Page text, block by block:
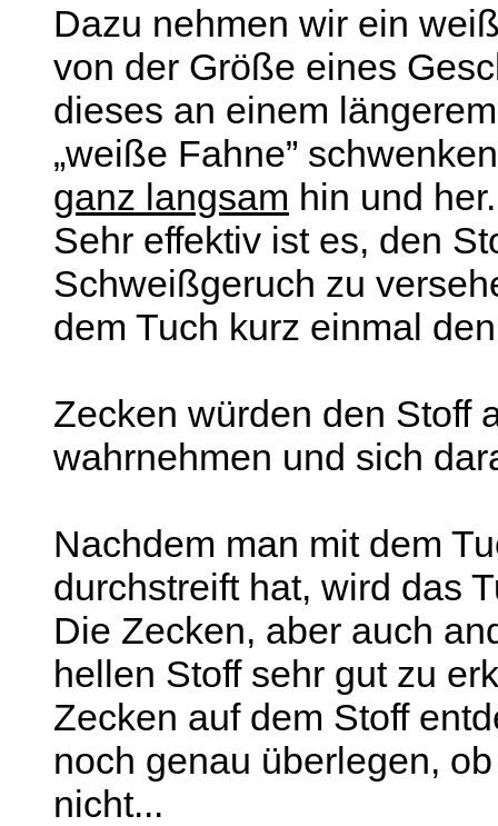
Dazu nehmen wir ein
von der Größe eines
dieses an einem
„weiße Fahne”
ganz langsam hin und her.
Sehr effektiv ist es, den
Schweißgeruch zu
dem Tuch kurz einmal
Zecken würden den Stoff
wahrnehmen und sich
Nachdem man mit dem
durchstreift hat, wird das
Die Zecken, aber auch
hellen Stoff sehr gut zu
Zecken auf dem Stoff
noch genau überlegen,
nicht...